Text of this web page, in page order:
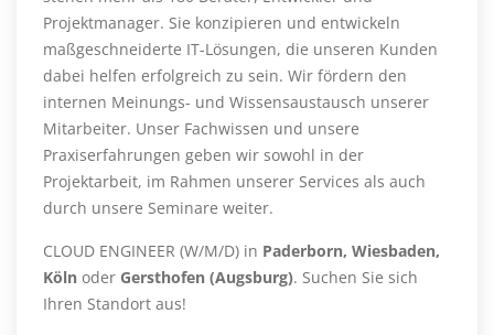
Projektmanager. Sie konzipieren und entwickeln
maßgeschneiderte IT-Lösungen, die unseren Kunden
dabei helfen erfolgreich zu sein. Wir fördern den
internen Meinungs- und Wissensaustausch unserer
Mitarbeiter. Unser Fachwissen und unsere
Praxiserfahrungen geben wir sowohl in der
Projektarbeit, im Rahmen unserer Services als auch
durch unsere Seminare weiter.
CLOUD ENGINEER (W/M/D) in Paderborn, Wiesbaden,
Köln oder Gersthofen (Augsburg). Suchen Sie sich
Ihren Standort aus!